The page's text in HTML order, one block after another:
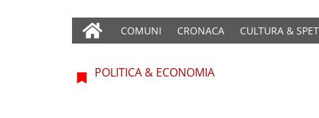
COMUNI CRONACA CULTURA &
POLITICA & ECONOMIA